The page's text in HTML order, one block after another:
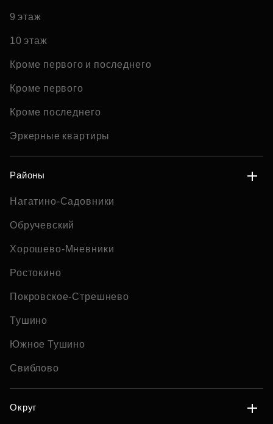
9 этаж
10 этаж
Кроме первого и последнего
Кроме первого
Кроме последнего
Эркерные квартиры
Районы
Нагатино-Садовники
Обручевский
Хорошево-Мневники
Ростокино
Покровское-Стрешнево
Тушино
Южное Тушино
Свиблово
Округ